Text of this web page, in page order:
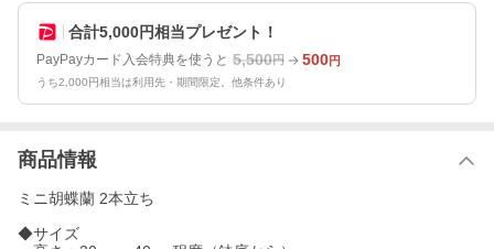
合計5,000円相当プレゼント！
PayPayカード入会特典を使うと 5,500円 500円
うち2,000円相当は利用先・期間限定。他条件あり
商品情報
ミニ胡蝶蘭 2本立ち
◆サイズ